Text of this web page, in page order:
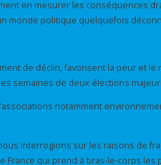
en mesurer les conséquences
monde politique quelquefois
de déclin, favorisent la peur et
semaines de deux élections
notamment
interrogions sur les raisons de
France qui prend à bras-le-corps